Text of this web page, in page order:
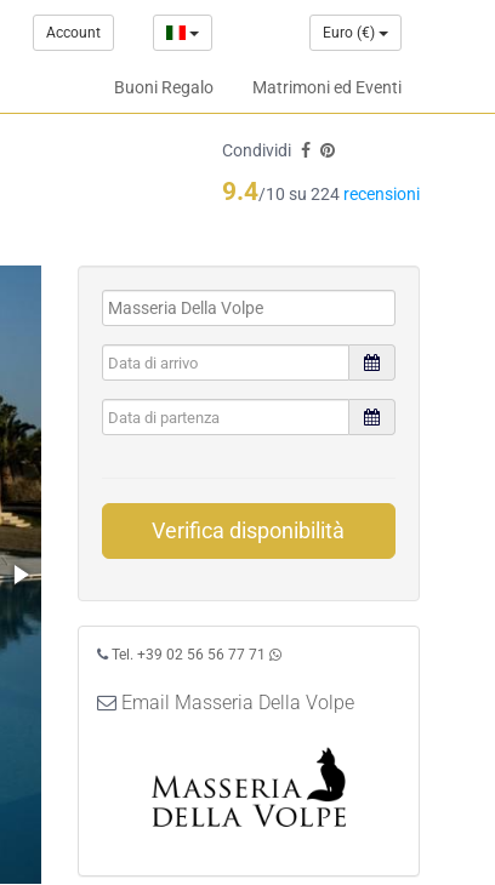
Account Euro (€)
Buoni Regalo Matrimoni ed Eventi
Condividi
9.4/10 su 224 recensioni
Verifica disponibilità
Tel. +39 02 56 56 77 71
Email Masseria Della Volpe